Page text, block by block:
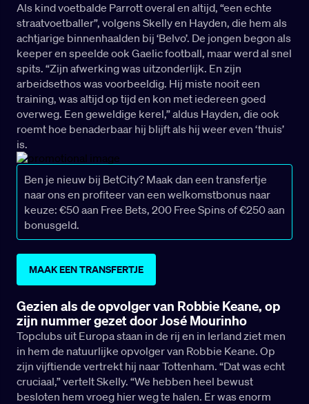
Als kind voetbalde Parrott overal en altijd, “een echte
straatvoetballer”, volgens Skelly en Hayden, die hem als
achtjarige binnenhaalden bij ‘Belvo’. De jongen begon als
keeper en speelde ook Gaelic football, maar werd al snel
spits. “Zijn afwerking was uitzonderlijk. En zijn
arbeidsethos was voorbeeldig. Hij miste nooit een
training, was altijd op tijd en kon met iedereen goed
overweg. Een geweldige kerel,” aldus Hayden, die ook
roemt hoe benaderbaar hij blijft als hij weer even ‘thuis’
is.
Ben je nieuw bij BetCity? Maak dan een transfertje
naar ons en profiteer van een welkomstbonus naar
keuze: €50 aan Free Bets, 200 Free Spins of €250 aan
bonusgeld.
MAAK EEN TRANSFERTJE
Gezien als de opvolger van Robbie Keane, op
zijn nummer gezet door José Mourinho
Topclubs uit Europa staan in de rij en in Ierland ziet men
in hem de natuurlijke opvolger van Robbie Keane. Op
zijn vijftiende vertrekt hij naar Tottenham. “Dat was echt
cruciaal,” vertelt Skelly. “We hebben heel bewust
besloten hem vroeg hier weg te halen. Er was enorm